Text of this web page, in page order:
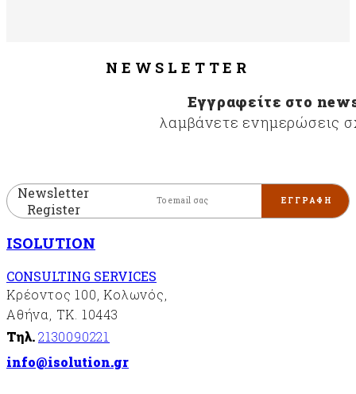
NEWSLETTER
Εγγραφείτε στο
λαμβάνετε ενημερώσεις
Newsletter
Register
ISOLUTION
CONSULTING SERVICES
Κρέοντος 100, Κολωνός,
Αθήνα, ΤΚ. 10443
Τηλ.2130090221
info@isolution.gr